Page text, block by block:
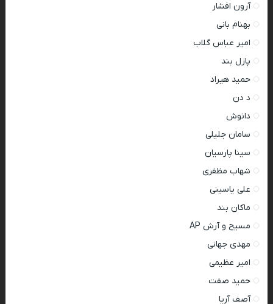
آرون افشار
بهنام بانی
امیر عباس گلاب
پازل بند
حمید هیراد
د دن
دانوش
سامان جلیلی
سینا پارسیان
شهاب مظفری
علی یاسینی
ماکان بند
مسیح و آرش AP
مهدی جهانی
امیر عظیمی
حمید صفت
آصف آریا